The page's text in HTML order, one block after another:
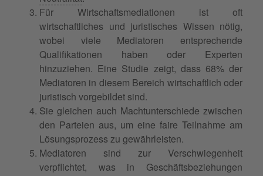
Für Wirtschaftsmediationen ist oft
wirtschaftliches und juristisches Wissen nötig,
wobei viele Mediatoren entsprechende
Qualifikationen haben oder Experten
hinzuziehen. Eine Studie zeigt, dass 68% der
Mediatoren in diesem Bereich wirtschaftlich oder
juristisch vorgebildet sind.
Sie gleichen auch Machtunterschiede zwischen
den Parteien aus, um eine faire Teilnahme am
Lösungsprozess zu gewährleisten.
Mediatoren sind zur Verschwiegenheit
verpflichtet, was in Geschäftsbeziehungen